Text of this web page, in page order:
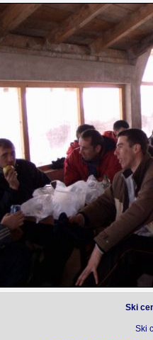
Ski
Ski